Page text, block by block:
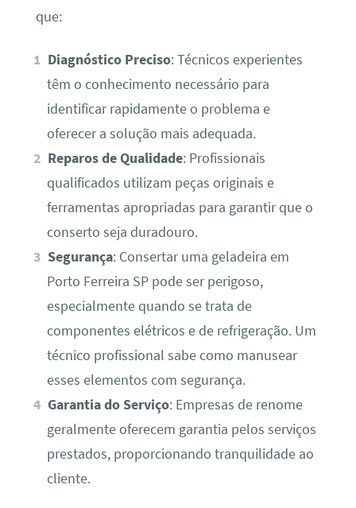
que:
Diagnóstico Preciso: Técnicos experientes
têm o conhecimento necessário para
identificar rapidamente o problema e
oferecer a solução mais adequada.
Reparos de Qualidade: Profissionais
qualificados utilizam peças originais e
ferramentas apropriadas para garantir que o
conserto seja duradouro.
Segurança: Consertar uma geladeira em
Porto Ferreira SP pode ser perigoso,
especialmente quando se trata de
componentes elétricos e de refrigeração. Um
técnico profissional sabe como manusear
esses elementos com segurança.
Garantia do Serviço: Empresas de renome
geralmente oferecem garantia pelos serviços
prestados, proporcionando tranquilidade ao
cliente.